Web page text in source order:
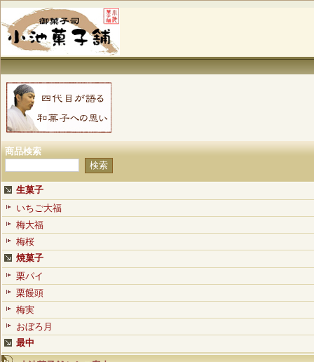
商品検索
生菓子
いちご大福
梅大福
梅桜
焼菓子
栗パイ
栗饅頭
梅実
おぼろ月
最中